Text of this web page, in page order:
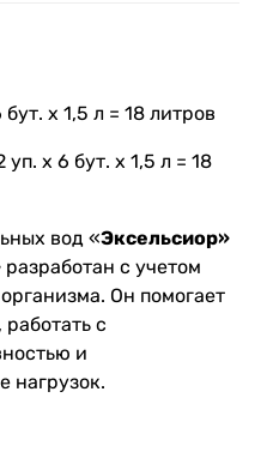
х 1,5 л = 18 литров
х 6 бут. х 1,5 л = 18
вод «Эксельсиор»
разработан с учетом
Он помогает
с
и
нагрузок.